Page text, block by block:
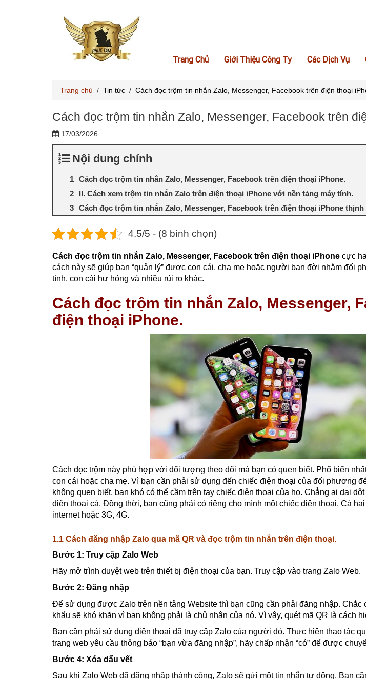
Trang Chủ Giới Thiệu Công Ty Các Dịch Vụ
Trang chủ / Tin tức / Cách đọc trộm tin nhắn Zalo, Messenger, Facebook trên điện thoại
Cách đọc trộm tin nhắn Zalo, Messenger, Facebook trên
17/03/2026
Nội dung chính
Cách đọc trộm tin nhắn Zalo, Messenger, Facebook trên điện thoại iPhone.
II. Cách xem trộm tin nhắn Zalo trên điện thoại iPhone với nền tảng máy tính.
Cách đọc trộm tin nhắn Zalo, Messenger, Facebook trên điện thoại iPhone
4.5/5 - (8 bình chọn)
Cách đọc trộm tin nhắn Zalo, Messenger, Facebook trên điện thoại iPhone cực
cách này sẽ giúp bạn “quản lý” được con cái, cha mẹ hoặc người bạn đời nhằm đối
tình, con cái hư hỏng và nhiều rủi ro khác.
Cách đọc trộm tin nhắn Zalo, Messenger,
điện thoại iPhone.
Cách đọc trộm này phù hợp với đối tượng theo dõi mà bạn có quen biết. Phổ biến
con cái hoặc cha mẹ. Vì bạn cần phải sử dụng đến chiếc điện thoại của đối phương
không quen biết, bạn khó có thể cầm trên tay chiếc điện thoại của họ. Chẳng ai dại
điện thoại cả. Đồng thời, bạn cũng phải có riêng cho mình một chiếc điện thoại. Cả
internet hoặc 3G, 4G.
1.1 Cách đăng nhập Zalo qua mã QR và đọc trộm tin nhắn trên điện thoại.
Bước 1: Truy cập Zalo Web
Hãy mở trình duyệt web trên thiết bị điện thoại của bạn. Truy cập vào trang Zalo Web.
Bước 2: Đăng nhập
Để sử dụng được Zalo trên nền tảng Website thì bạn cũng cần phải đăng nhập. Chắc
khẩu sẽ khó khăn vì bạn không phải là chủ nhân của nó. Vì vậy, quét mã QR là cách
Bạn cần phải sử dụng điện thoại đã truy cập Zalo của người đó. Thực hiện thao tác
trang web yêu cầu thông báo “bạn vừa đăng nhập”, hãy chấp nhận “có” để được
Bước 4: Xóa dấu vết
Sau khi Zalo Web đã đăng nhập thành công, Zalo sẽ gửi một tin nhắn tự động. Bạn